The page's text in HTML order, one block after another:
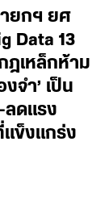
ยกฯ ยศ
Data 13
ฎเหล็กห้าม
จำ’ เป็น
ลดแรง
ข็งแกร่ง